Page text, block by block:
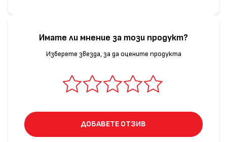
Имате ли мнение за този продукт?
Изберете звезда, за да оцените продукта
ДОБАВЕТЕ ОТЗИВ